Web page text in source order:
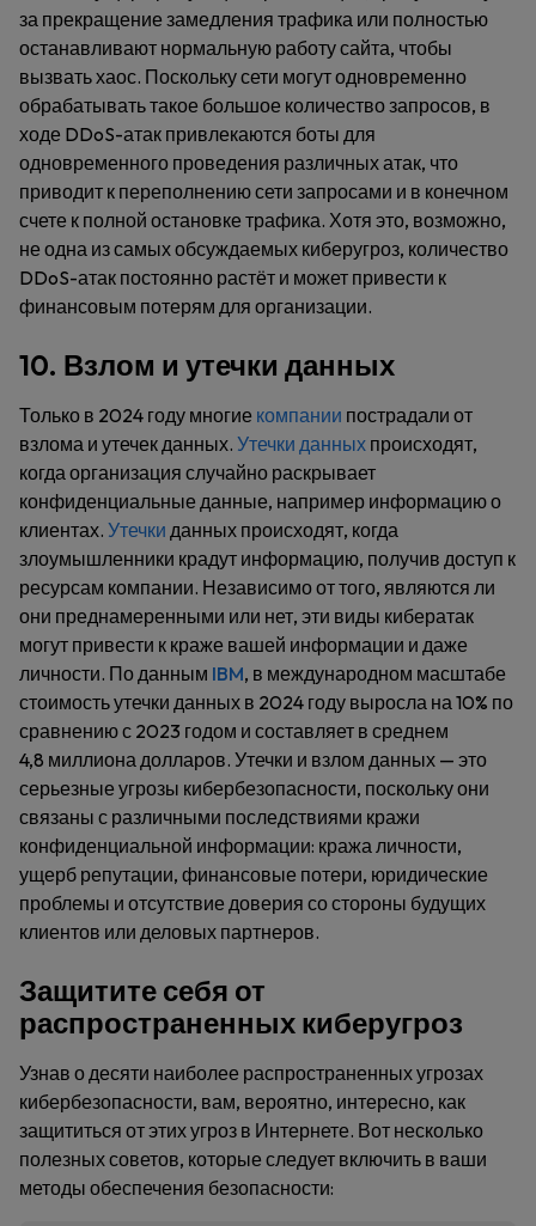
за прекращение замедления трафика или полностью
останавливают нормальную работу сайта, чтобы
вызвать хаос. Поскольку сети могут одновременно
обрабатывать такое большое количество запросов, в
ходе DDoS-атак привлекаются боты для
одновременного проведения различных атак, что
приводит к переполнению сети запросами и в конечном
счете к полной остановке трафика. Хотя это, возможно,
не одна из самых обсуждаемых киберугроз, количество
DDoS-атак постоянно растёт и может привести к
финансовым потерям для организации.
10. Взлом и утечки данных
Только в 2024 году многие компании пострадали от
взлома и утечек данных. Утечки данных происходят,
когда организация случайно раскрывает
конфиденциальные данные, например информацию о
клиентах. Утечки данных происходят, когда
злоумышленники крадут информацию, получив доступ к
ресурсам компании. Независимо от того, являются ли
они преднамеренными или нет, эти виды кибератак
могут привести к краже вашей информации и даже
личности. По данным IBM, в международном масштабе
стоимость утечки данных в 2024 году выросла на 10% по
сравнению с 2023 годом и составляет в среднем
4,8 миллиона долларов. Утечки и взлом данных — это
серьезные угрозы кибербезопасности, поскольку они
связаны с различными последствиями кражи
конфиденциальной информации: кража личности,
ущерб репутации, финансовые потери, юридические
проблемы и отсутствие доверия со стороны будущих
клиентов или деловых партнеров.
Защитите себя от
распространенных киберугроз
Узнав о десяти наиболее распространенных угрозах
кибербезопасности, вам, вероятно, интересно, как
защититься от этих угроз в Интернете. Вот несколько
полезных советов, которые следует включить в ваши
методы обеспечения безопасности: